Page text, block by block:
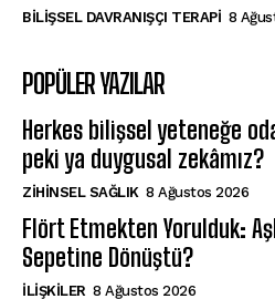
BILIŞSEL DAVRANIŞÇI TERAPI 8
POPÜLER YAZILAR
Herkes bilişsel yeteneğe
peki ya duygusal zekâmız?
ZIHINSEL SAĞLIK 8 Ağustos 2026
Flört Etmekten Yorulduk:
Sepetine Dönüştü?
İLIŞKILER 8 Ağustos 2026